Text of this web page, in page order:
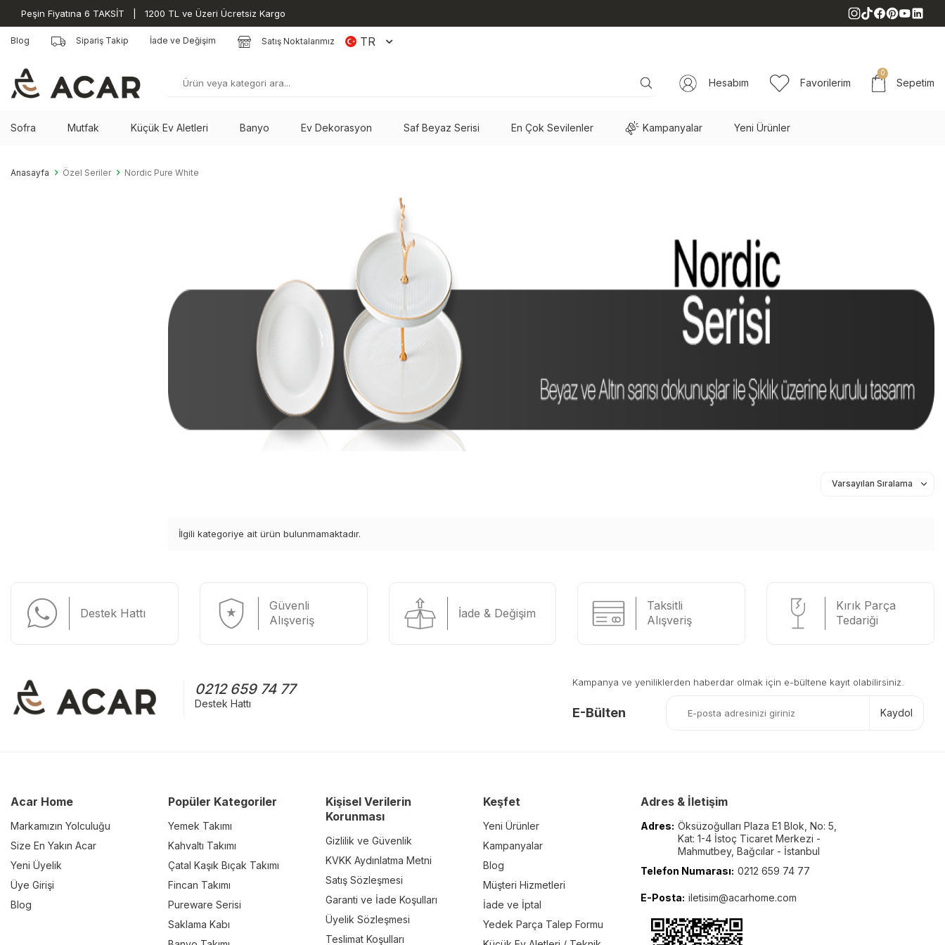
Peşin Fiyatına 6 TAKSİT | 1200 TL ve Üzeri Ücretsiz Kargo
Blog Sipariş Takip İade ve Değişim Satış Noktalarımız TR
Hesabım Favorilerim
0
Sepetim
Sofra Mutfak Küçük Ev Aletleri Banyo Ev Dekorasyon Saf Beyaz Serisi En Çok Sevilenler Kampanyalar Yeni Ürünler
Anasayfa Özel Seriler Nordic Pure White
İlgili kategoriye ait ürün bulunmamaktadır.
Destek Hattı
Güvenli
Alışveriş
İade & Değişim
Taksitli
Alışveriş
Kırık Parça
Tedariği
0212 659 74 77
Destek Hattı
Kampanya ve yeniliklerden haberdar olmak için e-bültene kayıt olabilirsiniz.
E-Bülten Kaydol
Acar Home
Markamızın Yolculuğu
Size En Yakın Acar
Yeni Üyelik
Üye Girişi
Blog
Popüler Kategoriler
Yemek Takımı
Kahvaltı Takımı
Çatal Kaşık Bıçak Takımı
Fincan Takımı
Pureware Serisi
Saklama Kabı
Kişisel Verilerin
Korunması
Gizlilik ve Güvenlik
KVKK Aydınlatma Metni
Satış Sözleşmesi
Garanti ve İade Koşulları
Üyelik Sözleşmesi
Teslimat Koşulları
Keşfet
Yeni Ürünler
Kampanyalar
Blog
Müşteri Hizmetleri
İade ve İptal
Yedek Parça Talep Formu
Adres & İletişim
Adres: Öksüzoğulları Plaza E1 Blok, No: 5,
Kat: 1-4 İstoç Ticaret Merkezi -
Mahmutbey, Bağcılar - İstanbul
Telefon Numarası: 0212 659 74 77
E-Posta: iletisim@acarhome.com